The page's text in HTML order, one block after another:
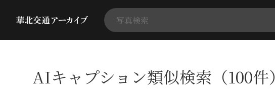
AIキャプション類似検索（100件）